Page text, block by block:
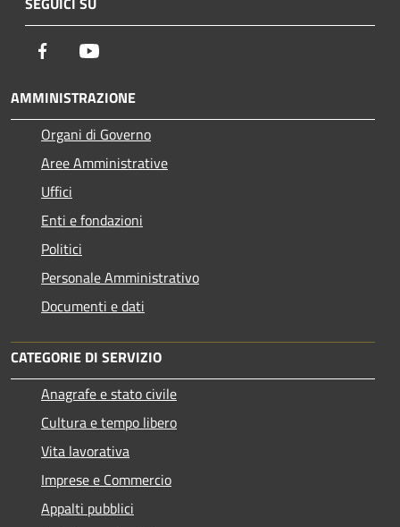
Facebook
AMMINISTRAZIONE
Organi di Governo
Aree Amministrative
Uffici
Enti e fondazioni
Politici
Personale Amministrativo
Documenti e dati
CATEGORIE DI SERVIZIO
Anagrafe e stato civile
Cultura e tempo libero
Vita lavorativa
Imprese e Commercio
Appalti pubblici